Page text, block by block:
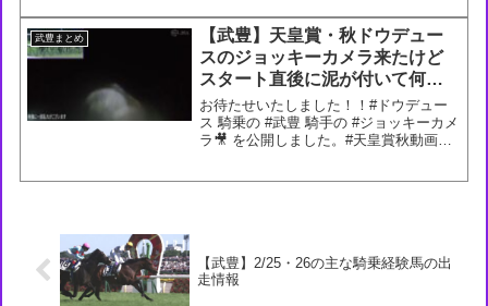
武豊まとめ
【武豊】天皇賞・秋ドウデュー
スのジョッキーカメラ来たけど
スタート直後に泥が付いて何も
見えなくて残念
お待たせいたしました！！#ドウデュー
ス 騎乗の #武豊 騎手の #ジョッキーカメ
ラ🎥 を公開しました。#天皇賞秋動画に
【武豊】2/25・26の主な騎乗経験馬の出
走情報